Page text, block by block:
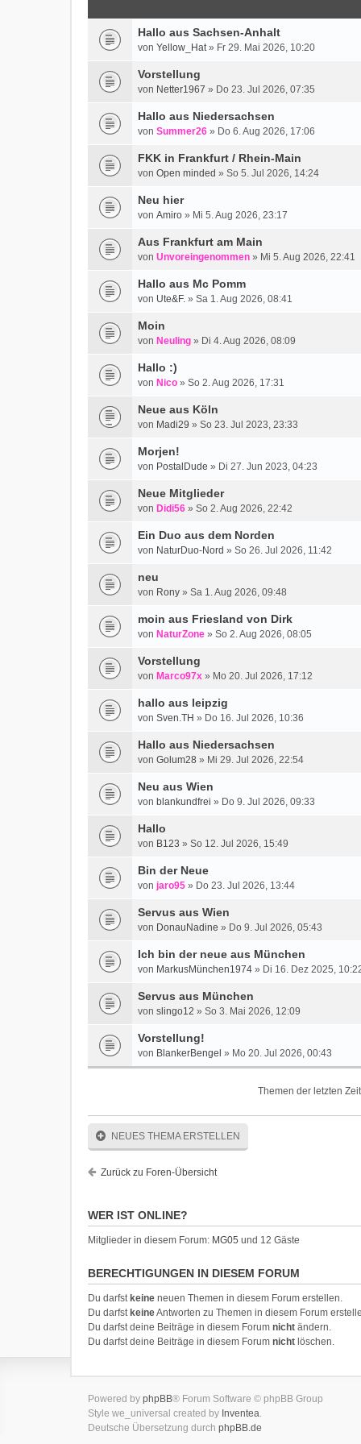
Hallo aus Sachsen-Anhalt
von Yellow_Hat» Fr 29. Mai 2026, 10:20
Vorstellung
von Netter1967 » Do 23. Jul 2026, 07:35
Hallo aus Niedersachsen
von Summer26 » Do 6. Aug 2026, 17:06
FKK in Frankfurt / Rhein-Main
von Open minded » So 5. Jul 2026, 14:24
Neu hier
von Amiro » Mi 5. Aug 2026, 23:17
Aus Frankfurt am Main
von Unvoreingenommen » Mi 5. Aug 2026, 22:41
Hallo aus Mc Pomm
von Ute&F. » Sa 1. Aug 2026, 08:41
Moin
von Neuling » Di 4. Aug 2026, 08:09
Hallo :)
von Nico » So 2. Aug 2026, 17:31
Neue aus Köln
von Madi29 » So 23. Jul 2023, 23:33
Morjen!
von PostalDude » Di 27. Jun 2023, 04:23
Neue Mitglieder
von Didi56 » So 2. Aug 2026, 22:42
Ein Duo aus dem Norden
von NaturDuo-Nord » So 26. Jul 2026, 11:42
neu
von Rony » Sa 1. Aug 2026, 09:48
moin aus Friesland von Dirk
von NaturZone » So 2. Aug 2026, 08:05
Vorstellung
von Marco97x » Mo 20. Jul 2026, 17:12
hallo aus leipzig
von Sven.TH » Do 16. Jul 2026, 10:36
Hallo aus Niedersachsen
von Golum28 » Mi 29. Jul 2026, 22:54
Neu aus Wien
von blankundfrei » Do 9. Jul 2026, 09:33
Hallo
von B123 » So 12. Jul 2026, 15:49
Bin der Neue
von jaro95 » Do 23. Jul 2026, 13:44
Servus aus Wien
von DonauNadine » Do 9. Jul 2026, 05:43
Ich bin der neue aus München
von MarkusMünchen1974 » Di 16. Dez 2025,
Servus aus München
von slingo12 » So 3. Mai 2026, 12:09
Vorstellung!
von BlankerBengel » Mo 20. Jul 2026, 00:43
Themen der letzten
NEUES THEMA ERSTELLEN
Zurück zu Foren-Übersicht
WER IST ONLINE?
Mitglieder in diesem Forum: MG05 und 12 Gäste
BERECHTIGUNGEN IN DIESEM FORUM
Du darfst keine neuen Themen in diesem Forum erstellen.
Du darfst keineAntworten zu Themen in diesem Forum
Du darfst deine Beiträge in diesem Forum nicht ändern.
Du darfst deine Beiträge in diesem Forum nicht löschen.
Powered by phpBB® Forum Software © phpBB Group
Style we_universal created by Inventea.
Deutsche Übersetzung durch phpBB.de